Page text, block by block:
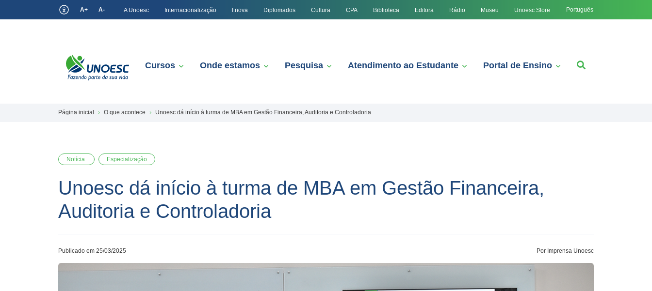
A+ A- A Unoesc Internacionalização I.nova Diplomados Cultura CPA Biblioteca Editora Rádio Museu Unoesc Store Português
Cursos Onde estamos Pesquisa Atendimento ao Estudante Portal de Ensino
Página inicial O que acontece Unoesc dá início à turma de MBA em Gestão Financeira, Auditoria e Controladoria
Notícia Especialização
Unoesc dá início à turma de MBA em Gestão Financeira,
Auditoria e Controladoria
Publicado em 25/03/2025 Por Imprensa Unoesc